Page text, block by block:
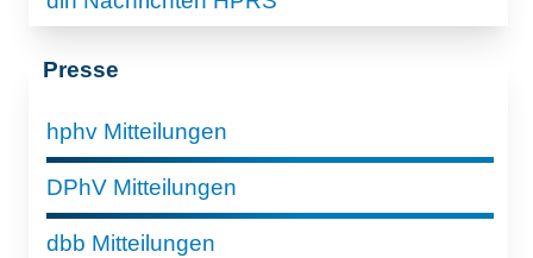
Presse
hphv Mitteilungen
DPhV Mitteilungen
dbb Mitteilungen